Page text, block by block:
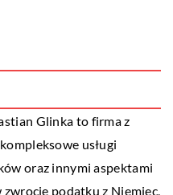
Glinka to firma z
usługi
oraz innymi aspektami
podatku z Niemiec,